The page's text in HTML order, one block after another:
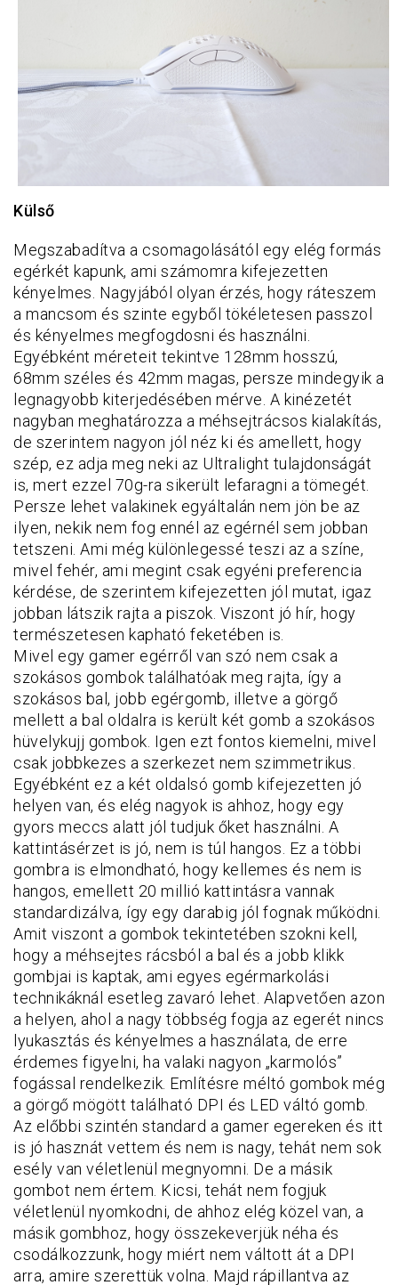
Külső
Megszabadítva a csomagolásától egy elég formás
egérkét kapunk, ami számomra kifejezetten
kényelmes. Nagyjából olyan érzés, hogy ráteszem
a mancsom és szinte egyből tökéletesen passzol
és kényelmes megfogdosni és használni.
Egyébként méreteit tekintve 128mm hosszú,
68mm széles és 42mm magas, persze mindegyik a
legnagyobb kiterjedésében mérve. A kinézetét
nagyban meghatározza a méhsejtrácsos kialakítás,
de szerintem nagyon jól néz ki és amellett, hogy
szép, ez adja meg neki az Ultralight tulajdonságát
is, mert ezzel 70g-ra sikerült lefaragni a tömegét.
Persze lehet valakinek egyáltalán nem jön be az
ilyen, nekik nem fog ennél az egérnél sem jobban
tetszeni. Ami még különlegessé teszi az a színe,
mivel fehér, ami megint csak egyéni preferencia
kérdése, de szerintem kifejezetten jól mutat, igaz
jobban látszik rajta a piszok. Viszont jó hír, hogy
természetesen kapható feketében is.
Mivel egy gamer egérről van szó nem csak a
szokásos gombok találhatóak meg rajta, így a
szokásos bal, jobb egérgomb, illetve a görgő
mellett a bal oldalra is került két gomb a szokásos
hüvelykujj gombok. Igen ezt fontos kiemelni, mivel
csak jobbkezes a szerkezet nem szimmetrikus.
Egyébként ez a két oldalsó gomb kifejezetten jó
helyen van, és elég nagyok is ahhoz, hogy egy
gyors meccs alatt jól tudjuk őket használni. A
kattintásérzet is jó, nem is túl hangos. Ez a többi
gombra is elmondható, hogy kellemes és nem is
hangos, emellett 20 millió kattintásra vannak
standardizálva, így egy darabig jól fognak működni.
Amit viszont a gombok tekintetében szokni kell,
hogy a méhsejtes rácsból a bal és a jobb klikk
gombjai is kaptak, ami egyes egérmarkolási
technikáknál esetleg zavaró lehet. Alapvetően azon
a helyen, ahol a nagy többség fogja az egerét nincs
lyukasztás és kényelmes a használata, de erre
érdemes figyelni, ha valaki nagyon „karmolós”
fogással rendelkezik. Említésre méltó gombok még
a görgő mögött található DPI és LED váltó gomb.
Az előbbi szintén standard a gamer egereken és itt
is jó hasznát vettem és nem is nagy, tehát nem sok
esély van véletlenül megnyomni. De a másik
gombot nem értem. Kicsi, tehát nem fogjuk
véletlenül nyomkodni, de ahhoz elég közel van, a
másik gombhoz, hogy összekeverjük néha és
csodálkozzunk, hogy miért nem váltott át a DPI
arra, amire szerettük volna. Majd rápillantva az